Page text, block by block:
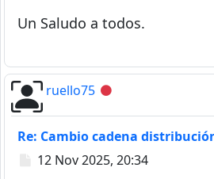
Un Saludo a todos.
ruello75 Desconectado
Re: Cambio cadena
Mensaje
12 Nov 2025, 20:34